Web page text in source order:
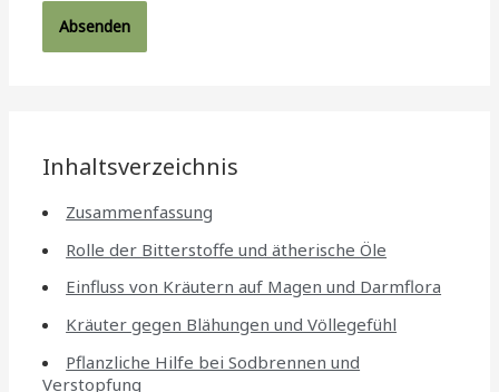
Inhaltsverzeichnis
Zusammenfassung
Rolle der Bitterstoffe und ätherische Öle
Einfluss von Kräutern auf Magen und Darmflora
Kräuter gegen Blähungen und Völlegefühl
Pflanzliche Hilfe bei Sodbrennen und
Verstopfung